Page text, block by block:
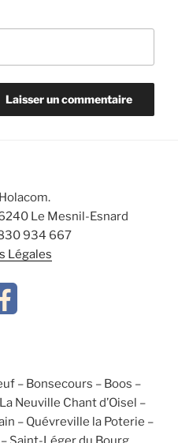
Le Mesnil-Esnard
934 667
Légales
– Bonsecours – Boos –
Neuville Chant d’Oisel –
– Quévreville la Poterie –